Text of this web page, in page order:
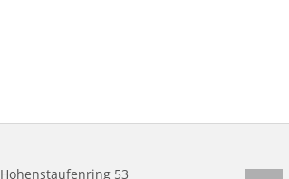
Hohenstaufenring 53